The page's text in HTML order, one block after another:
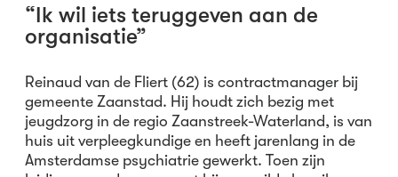
“Ik wil iets teruggeven aan de
organisatie”
Reinaud van de Fliert (62) is contractmanager bij
gemeente Zaanstad. Hij houdt zich bezig met
jeugdzorg in de regio Zaanstreek-Waterland, is van
huis uit verpleegkundige en heeft jarenlang in de
Amsterdamse psychiatrie gewerkt. Toen zijn